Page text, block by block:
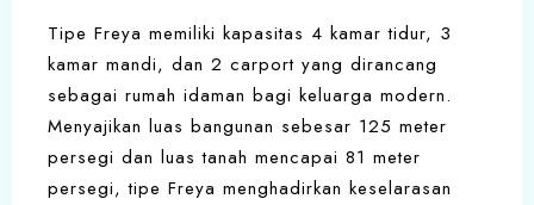
Tipe Freya memiliki kapasitas 4 kamar tidur, 3
kamar mandi, dan 2 carport yang dirancang
sebagai rumah idaman bagi keluarga modern.
Menyajikan luas bangunan sebesar 125 meter
persegi dan luas tanah mencapai 81 meter
persegi, tipe Freya menghadirkan keselarasan